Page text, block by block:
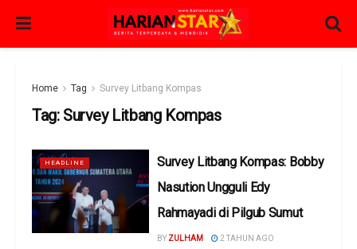
Home Tag Survey Litbang Kompas
Tag: Survey Litbang Kompas
HEADLINE
Survey Litbang Kompas: Bobby
Nasution Ungguli Edy
Rahmayadi di Pilgub Sumut
BY ZULHAM 2 TAHUN AGO